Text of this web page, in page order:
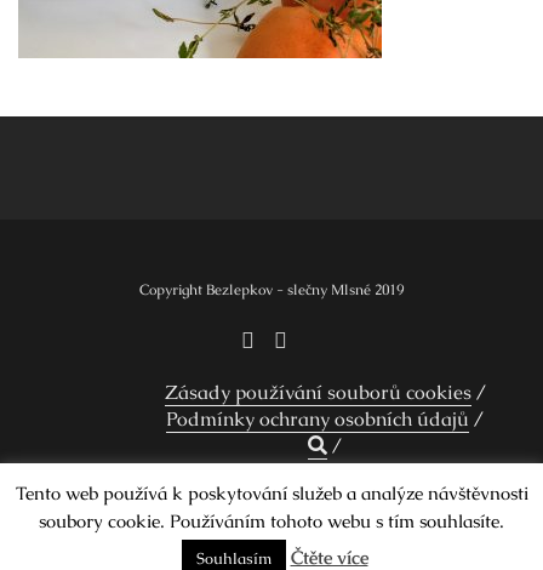
Copyright Bezlepkov - slečny Mlsné 2019
Zásady používání souborů cookies
Podmínky ochrany osobních údajů
Design by Smartcat
Tento web používá k poskytování služeb a analýze návštěvnosti
soubory cookie. Používáním tohoto webu s tím souhlasíte.
Souhlasím Čtěte více